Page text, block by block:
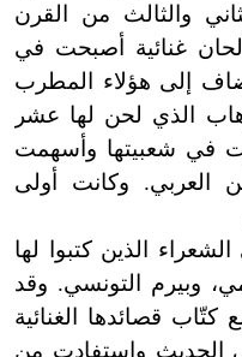
والثالث من القرن
غنائية أصبحت في
إلى هؤلاء المطرب
الذي لحن لها عشر
في شعبيتها وأسهمت
العربي. وكانت أولى
الذين كتبوا لها
وبيرم التونسي. وقد
قصائدها الغنائية
الحديث واستفادت من